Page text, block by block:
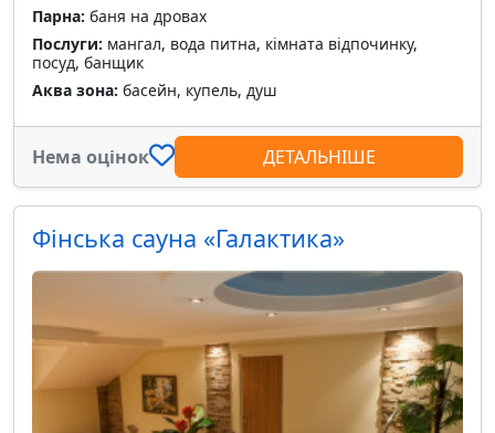
Парна: баня на дровах
Послуги: мангал, вода питна, кімната відпочинку,
посуд, банщик
Аква зона: басейн, купель, душ
Нема оцінок ДЕТАЛЬНІШЕ
Фінська сауна «Галактика»